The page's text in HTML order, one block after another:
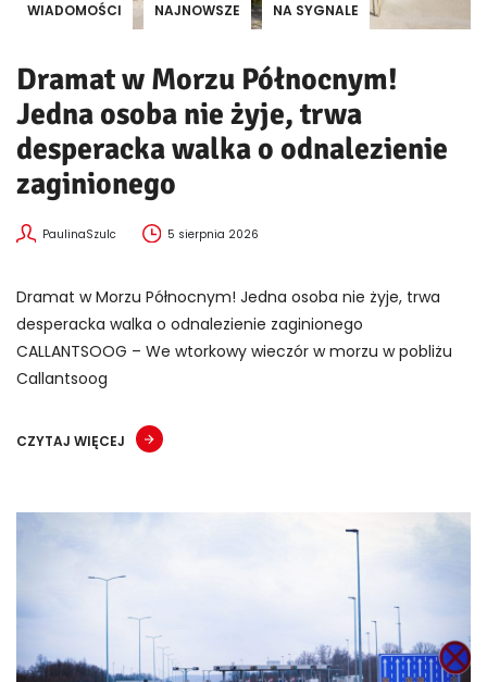
WIADOMOŚCI NAJNOWSZE NA SYGNALE
Dramat w Morzu Północnym!
Jedna osoba nie żyje, trwa
desperacka walka o odnalezienie
zaginionego
PaulinaSzulc 5 sierpnia 2026
Dramat w Morzu Północnym! Jedna osoba nie żyje, trwa
desperacka walka o odnalezienie zaginionego
CALLANTSOOG – We wtorkowy wieczór w morzu w pobliżu
Callantsoog
CZYTAJ WIĘCEJ